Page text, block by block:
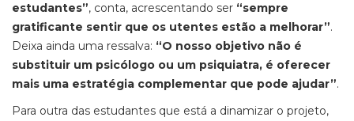
estudantes”, conta, acrescentando ser “sempre
gratificante sentir que os utentes estão a melhorar”.
Deixa ainda uma ressalva: “O nosso objetivo não é
substituir um psicólogo ou um psiquiatra, é oferecer
mais uma estratégia complementar que pode ajudar”.
Para outra das estudantes que está a dinamizar o projeto,